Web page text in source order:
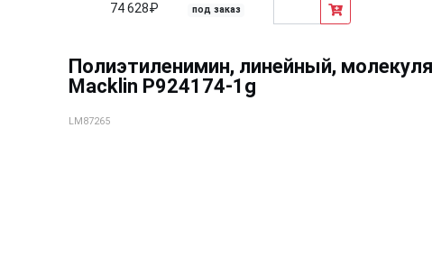
74 628₽ под заказ
Полиэтиленимин, линейный,
Macklin P924174-1g
LM87265